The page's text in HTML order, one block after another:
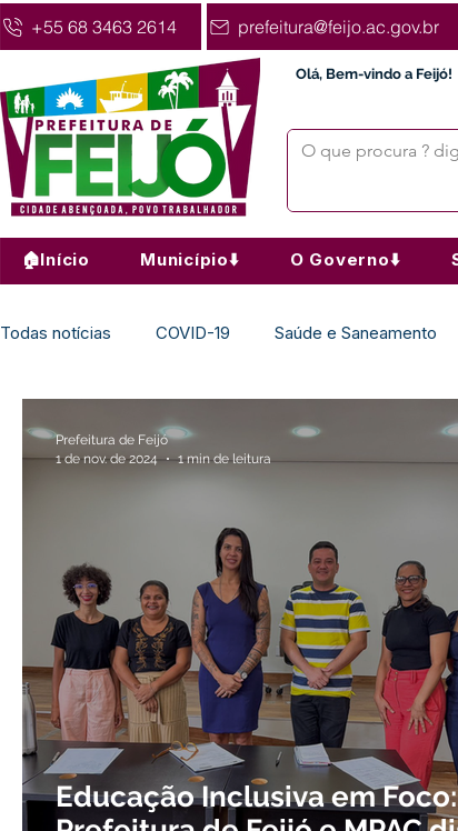
+55 68 3463 2614 prefeitura@feijo.ac.gov.br
Olá, Bem-vindo a Feijó!
🏠Início Município⬇️ O Governo⬇️
Todas notícias COVID-19 Saúde e Saneamento
Nota de Pesar Desporto Cultura
Convênios e Parcerias Dengue Informativo
Nota de Esclarecimento Comunidade
Ordem de Serviço Comunicação Eventos
Educação Inclusiva em Foco:
Prefeitura de Feijó
1 de nov. de 2024
1 min de leitura